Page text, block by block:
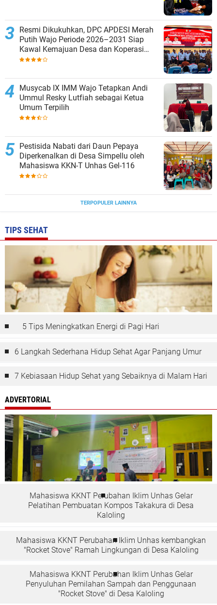
Resmi Dikukuhkan, DPC APDESI Merah
Putih Wajo Periode 2026–2031 Siap
Kawal Kemajuan Desa dan Koperasi
Merah Putih
Musycab IX IMM Wajo Tetapkan Andi
Ummul Resky Lutfiah sebagai Ketua
Umum Terpilih
Pestisida Nabati dari Daun Pepaya
Diperkenalkan di Desa Simpellu oleh
Mahasiswa KKN-T Unhas Gel-116
TERPOPULER LAINNYA
TIPS SEHAT
5 Tips Meningkatkan Energi di Pagi Hari
6 Langkah Sederhana Hidup Sehat Agar Panjang Umur
7 Kebiasaan Hidup Sehat yang Sebaiknya di Malam Hari
ADVERTORIAL
Mahasiswa KKNT Perubahan Iklim Unhas Gelar
Pelatihan Pembuatan Kompos Takakura di Desa
Kaloling
Mahasiswa KKNT Perubahan Iklim Unhas kembangkan
"Rocket Stove" Ramah Lingkungan di Desa Kaloling
Mahasiswa KKNT Perubahan Iklim Unhas Gelar
Penyuluhan Pemilahan Sampah dan Penggunaan
"Rocket Stove" di Desa Kaloling